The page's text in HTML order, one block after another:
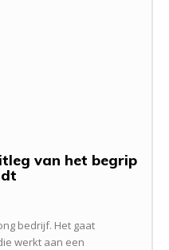
van het begrip
bedrijf. Het gaat
werkt aan een